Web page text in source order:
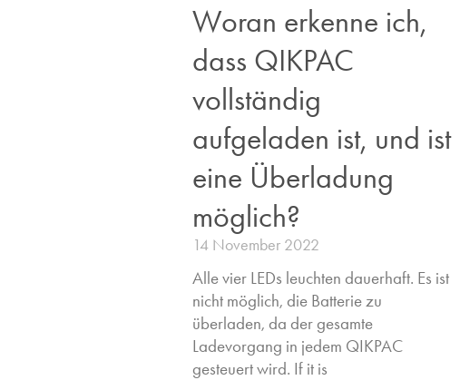
Woran erkenne ich,
dass QIKPAC
vollständig
aufgeladen ist, und ist
eine Überladung
möglich?
14 November 2022
Alle vier LEDs leuchten dauerhaft. Es ist
nicht möglich, die Batterie zu
überladen, da der gesamte
Ladevorgang in jedem QIKPAC
gesteuert wird. If it is